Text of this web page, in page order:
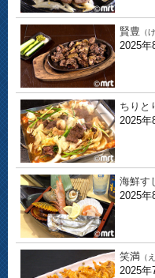
賢豊 （
2025年
ちりと
2025年
海鮮す
2025年
笑満 （
2025年